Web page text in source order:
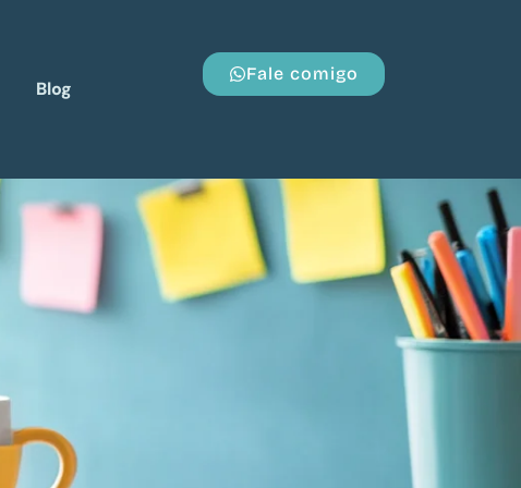
Blog
Fale comigo